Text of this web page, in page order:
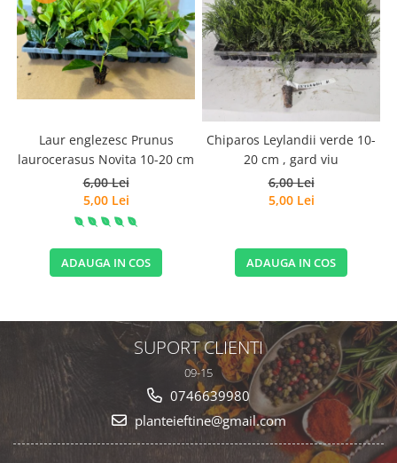
Laur englezesc Prunus
laurocerasus Novita 10-20 cm
6,00 Lei
5,00 Lei
ADAUGA IN COS
Chiparos Leylandii verde 10-
20 cm , gard viu
6,00 Lei
5,00 Lei
ADAUGA IN COS
SUPORT CLIENTI
09-15
0746639980
planteieftine@gmail.com